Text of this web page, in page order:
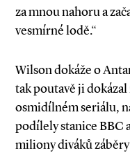
za mnou nahoru a
vesmírné lodě.“
Wilson dokáže o
tak poutavě ji
osmidílném seriálu,
podílely stanice BBC
miliony diváků